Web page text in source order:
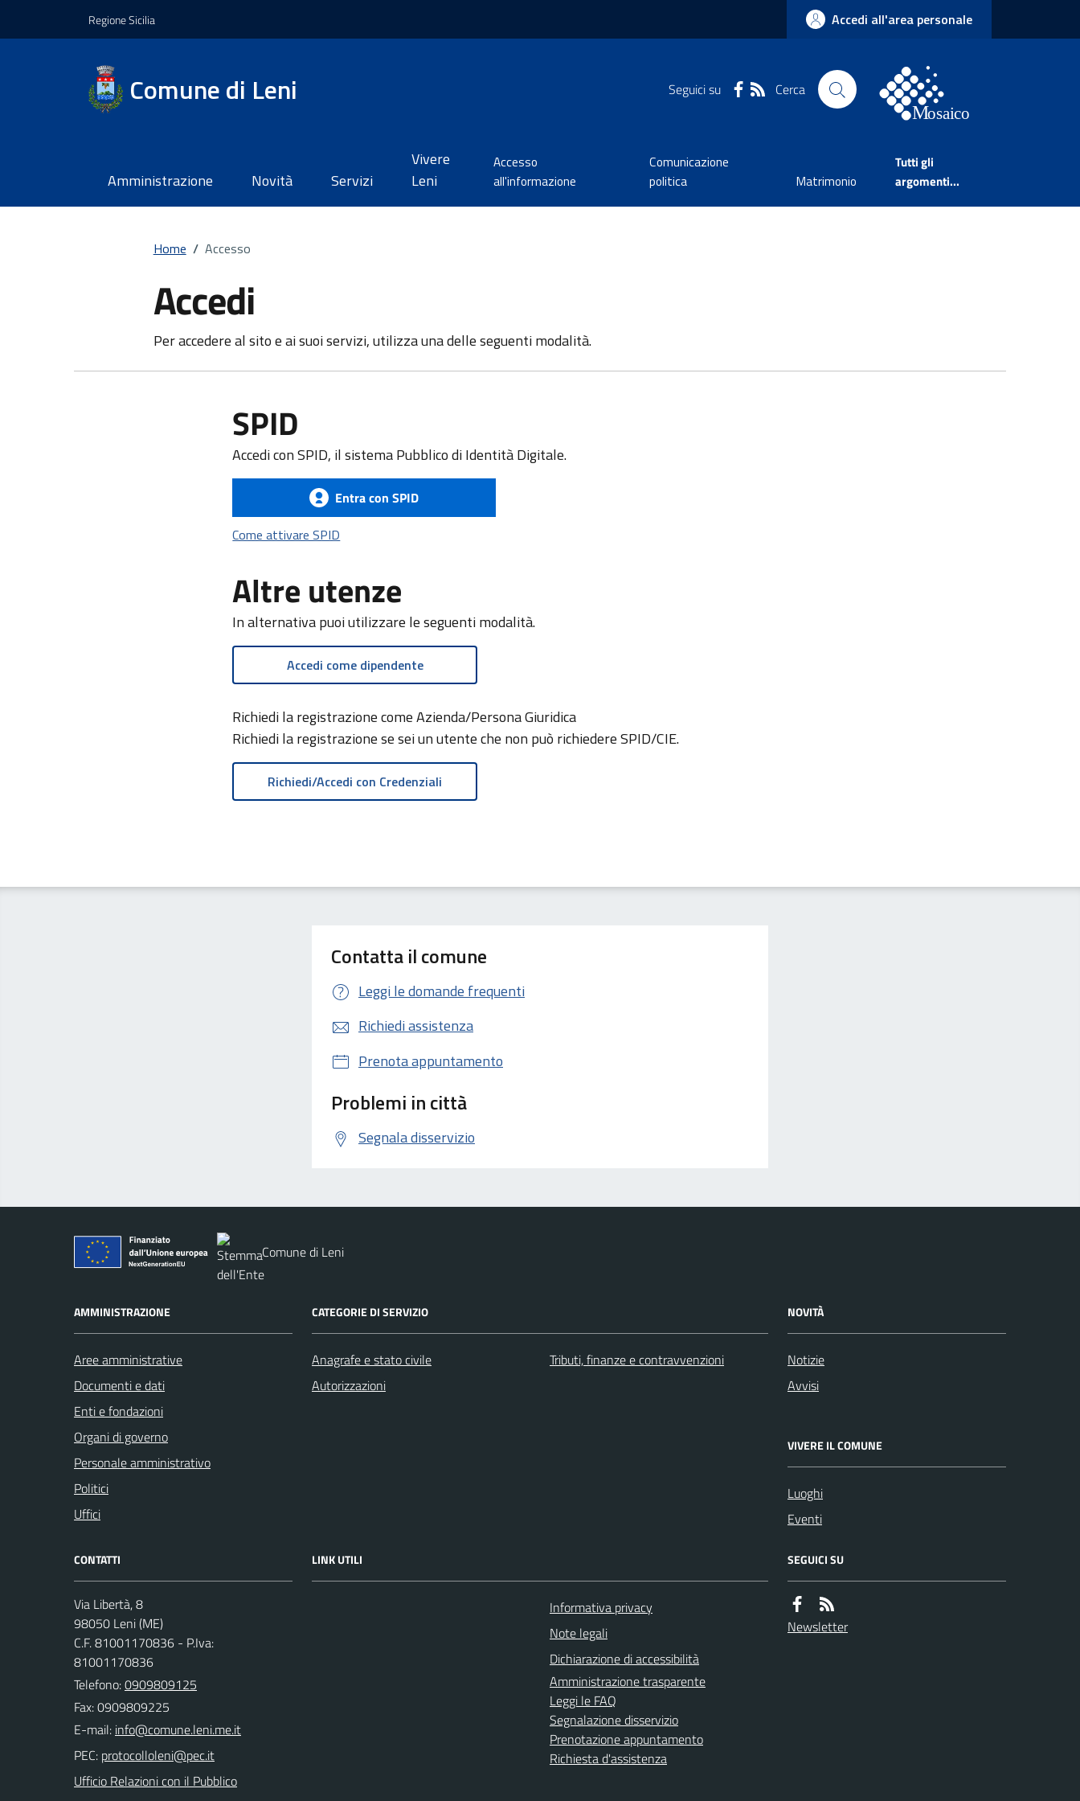
Regione Sicilia Accedi all'area personale
Comune di Leni Seguici su Cerca
Amministrazione Novità Servizi
Vivere
Leni
Accesso
all'informazione
Comunicazione
politica
Matrimonio
Tutti gli
argomenti...
Home / Accesso
Accedi
Per accedere al sito e ai suoi servizi, utilizza una delle seguenti modalità.
SPID
Accedi con SPID, il sistema Pubblico di Identità Digitale.
Entra con SPID
Come attivare SPID
Altre utenze
In alternativa puoi utilizzare le seguenti modalità.
Accedi come dipendente
Richiedi la registrazione come Azienda/Persona Giuridica
Richiedi la registrazione se sei un utente che non può richiedere SPID/CIE.
Contatta il comune
Leggi le domande frequenti
Richiedi assistenza
Prenota appuntamento
Problemi in città
Segnala disservizio
Comune di Leni
AMMINISTRAZIONE
Aree amministrative
Documenti e dati
Enti e fondazioni
Organi di governo
Personale amministrativo
Politici
Uffici
CATEGORIE DI SERVIZIO
Anagrafe e stato civile
Autorizzazioni
Tributi, finanze e contravvenzioni
NOVITÀ
Notizie
Avvisi
VIVERE IL COMUNE
Luoghi
Eventi
CONTATTI
Via Libertà, 8
98050 Leni (ME)
C.F. 81001170836 - P.Iva:
81001170836
Telefono:0909809125
Fax: 0909809225
E-mail:
PEC:
Ufficio Relazioni con il Pubblico
LINK UTILI
Informativa privacy
Note legali
Dichiarazione di accessibilità
Amministrazione trasparente
Leggi le FAQ
Segnalazione disservizio
Prenotazione appuntamento
Richiesta d'assistenza
SEGUICI SU
Newsletter